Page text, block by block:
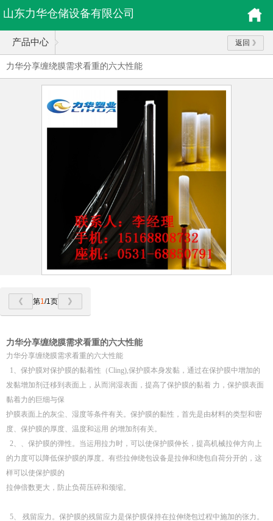
山东力华仓储设备有限公司
产品中心 返回
力华分享缠绕膜需求看重的六大性能
第1/1页
力华分享缠绕膜需求看重的六大性能
力华分享缠绕膜需求看重的六大性能
1、保护膜对保护膜的黏着性（Cling),保护膜本身发黏，通过在保护膜中增加的
发黏增加剂迁移到表面上，从而润湿表面，提高了保护膜的黏着 力，保护膜表面
黏着力的巨细与保
护膜表面上的灰尘、湿度等条件有关。保护膜的黏性，首先是由材料的类型和密
度、保护膜的厚度、温度和运用 的增加剂有关。
2、、保护膜的弹性。当运用拉力时，可以使保护膜伸长，提高机械拉伸方向上
的力度可以降低保护膜的厚度。有些拉伸绕包设备是拉伸和绕包自荷分开的，这
样可以使保护膜的
拉伸倍数更大，防止负荷压碎和颈缩。
5、 残留应力。保护膜的残留应力是保护膜保持在拉伸绕包过程中施加的张力。